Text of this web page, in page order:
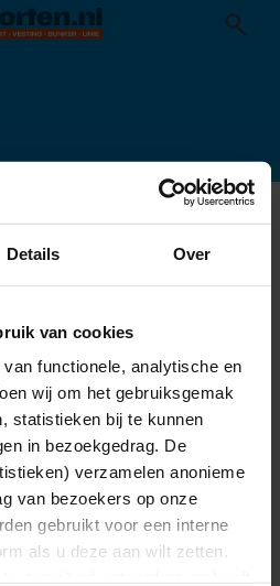
Details Over
van cookies
functionele, analytische en
wij om het gebruiksgemak
statistieken bij te kunnen
in bezoekgedrag. De
verzamelen anonieme
van bezoekers op onze
gebruikt voor een interne
als u deze aan wilt zetten.